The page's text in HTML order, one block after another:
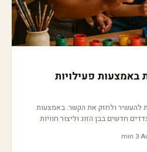
באמצעות פעילויות
להעשיר ולחזק את הקשר. באמצעות
חדשים בבן הזוג וליצור חוויות
·
3 min